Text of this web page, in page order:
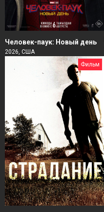
Человек-паук: Новый день
2026, США
Фильм